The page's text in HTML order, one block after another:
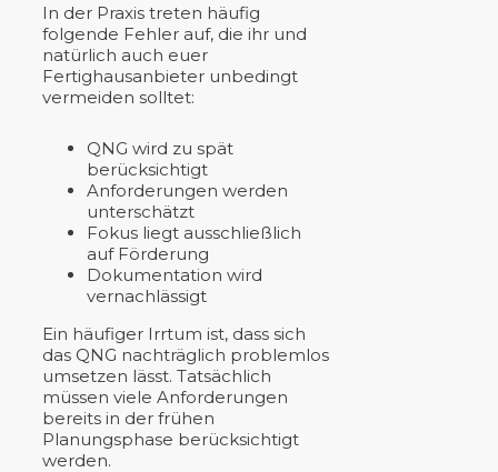
In der Praxis treten häufig
folgende Fehler auf, die ihr und
natürlich auch euer
Fertighausanbieter unbedingt
vermeiden solltet:
QNG wird zu spät
berücksichtigt
Anforderungen werden
unterschätzt
Fokus liegt ausschließlich
auf Förderung
Dokumentation wird
vernachlässigt
Ein häufiger Irrtum ist, dass sich
das QNG nachträglich problemlos
umsetzen lässt. Tatsächlich
müssen viele Anforderungen
bereits in der frühen
Planungsphase berücksichtigt
werden.